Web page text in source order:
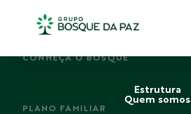
CONHEÇA O BOSQUE
Estrutura
Quem somos
PLANO FAMILIAR